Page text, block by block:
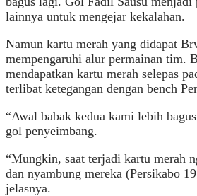
lainnya untuk mengejar kekalahan.
Namun kartu merah yang didapat
mempengaruhi alur permainan tim.
mendapatkan kartu merah selepas
terlibat ketegangan dengan bench
“Awal babak kedua kami lebih
gol penyeimbang.
“Mungkin, saat terjadi kartu merah
dan nyambung mereka (Persikabo
jelasnya.